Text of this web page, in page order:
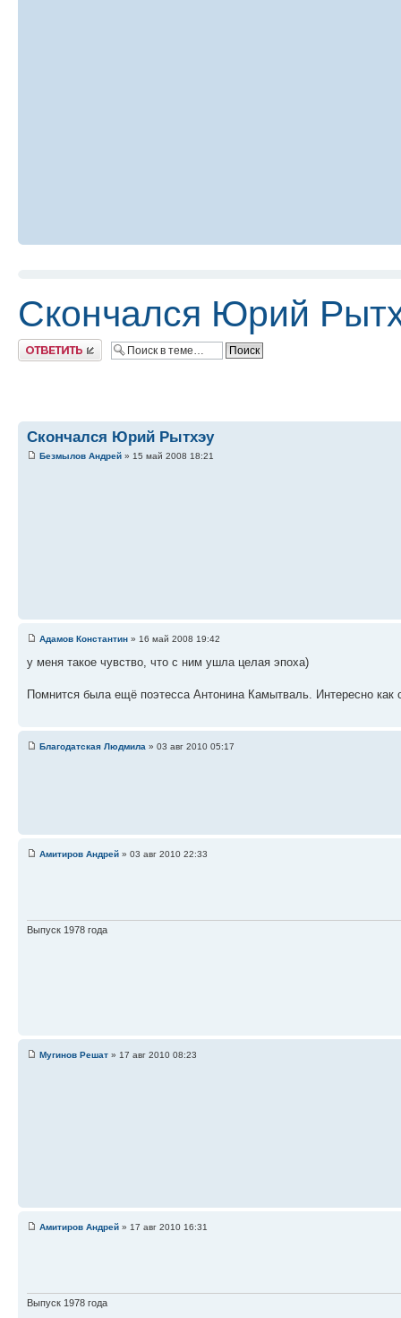
Скончался Юрий
Ответить
Скончался Юрий Рытхэу
Безмылов Андрей » 15 май 2008 18:21
Адамов Константин » 16 май 2008 19:42
у меня такое чувство, что с ним ушла целая эпоха)
Помнится была ещё поэтесса Антонина Камытваль. Интересно как
Благодатская Людмила » 03 авг 2010 05:17
Амитиров Андрей » 03 авг 2010 22:33
Выпуск 1978 года
Мугинов Решат » 17 авг 2010 08:23
Амитиров Андрей » 17 авг 2010 16:31
Выпуск 1978 года